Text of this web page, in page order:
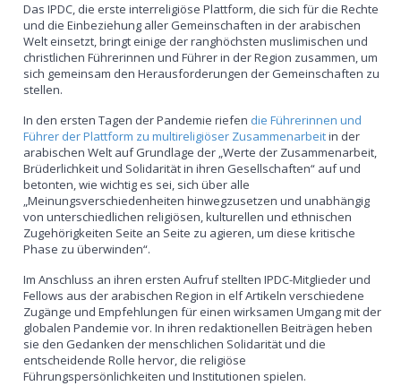
Das IPDC, die erste interreligiöse Plattform, die sich für die Rechte
und die Einbeziehung aller Gemeinschaften in der arabischen
Welt einsetzt, bringt einige der ranghöchsten muslimischen und
christlichen Führerinnen und Führer in der Region zusammen, um
sich gemeinsam den Herausforderungen der Gemeinschaften zu
stellen.
In den ersten Tagen der Pandemie riefen die Führerinnen und
Führer der Plattform zu multireligiöser Zusammenarbeitin der
arabischen Welt auf Grundlage der „Werte der Zusammenarbeit,
Brüderlichkeit und Solidarität in ihren Gesellschaften“ auf und
betonten, wie wichtig es sei, sich über alle
„Meinungsverschiedenheiten hinwegzusetzen und unabhängig
von unterschiedlichen religiösen, kulturellen und ethnischen
Zugehörigkeiten Seite an Seite zu agieren, um diese kritische
Phase zu überwinden“.
Im Anschluss an ihren ersten Aufruf stellten IPDC-Mitglieder und
Fellows aus der arabischen Region in elf Artikeln verschiedene
Zugänge und Empfehlungen für einen wirksamen Umgang mit der
globalen Pandemie vor. In ihren redaktionellen Beiträgen heben
sie den Gedanken der menschlichen Solidarität und die
entscheidende Rolle hervor, die religiöse
Führungspersönlichkeiten und Institutionen spielen.